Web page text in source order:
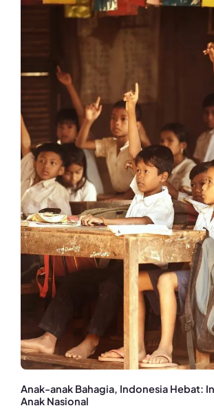
Anak-anak Bahagia, Indonesia Hebat:
Anak Nasional